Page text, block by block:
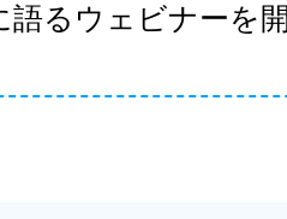
語るウェビナーを